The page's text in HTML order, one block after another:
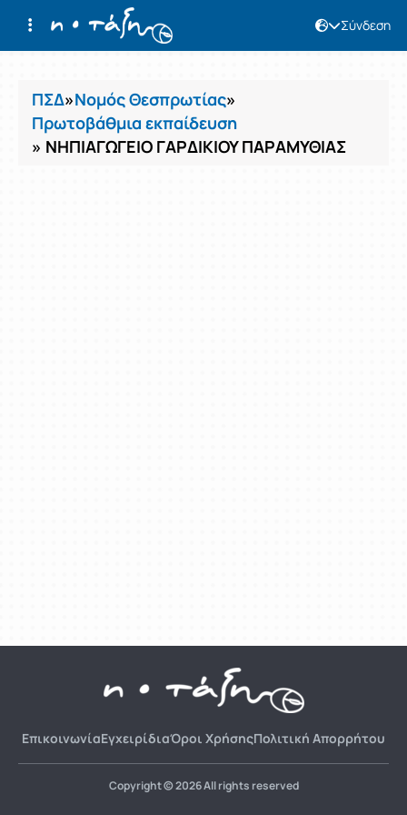
Σύνδεση
Μαθήματα
ΠΣΔ»Νομός Θεσπρωτίας»
Πρωτοβάθμια εκπαίδευση
» ΝΗΠΙΑΓΩΓΕΙΟ ΓΑΡΔΙΚΙΟΥ ΠΑΡΑΜΥΘΙΑΣ
ΕπικοινωνίαΕγχειρίδιαΌροι ΧρήσηςΠολιτική Απορρήτου
Copyright © 2026 All rights reserved